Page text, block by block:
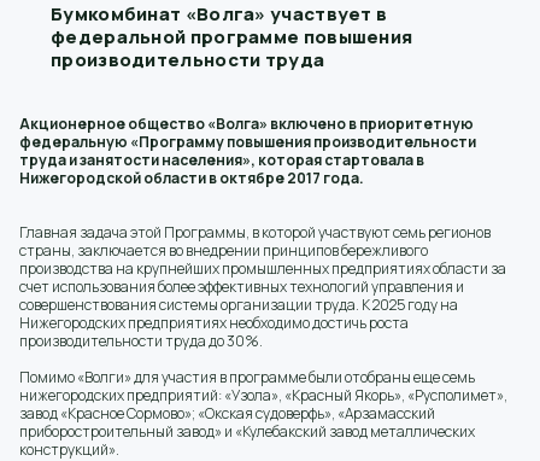
Бумкомбинат «Волга» участвует в
федеральной программе повышения
производительности труда
Акционерное общество «Волга» включено в приоритетную
федеральную «Программу повышения производительности
труда и занятости населения», которая стартовала в
Нижегородской области в октябре 2017 года.
Главная задача этой Программы, в которой участвуют семь регионов
страны, заключается во внедрении принципов бережливого
производства на крупнейших промышленных предприятиях области за
счет использования более эффективных технологий управления и
совершенствования системы организации труда. К 2025 году на
Нижегородских предприятиях необходимо достичь роста
производительности труда до 30%.
Помимо «Волги» для участия в программе были отобраны еще семь
нижегородских предприятий: «Узола», «Красный Якорь», «Русполимет»,
завод «Красное Сормово»; «Окская судоверфь», «Арзамасский
приборостроительный завод» и «Кулебакский завод металлических
конструкций».